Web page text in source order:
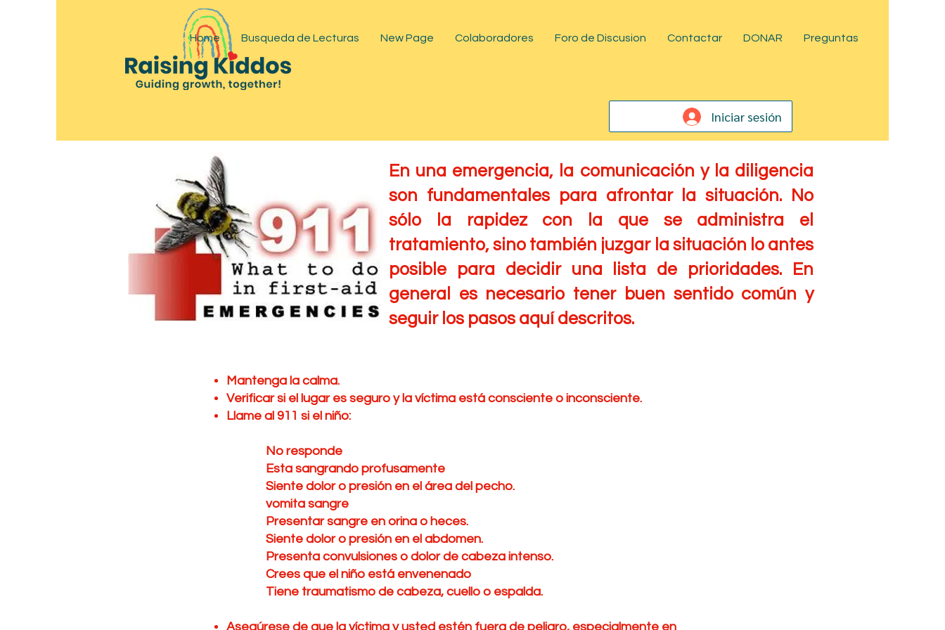
Home Busqueda de Lecturas New Page Colaboradores Foro de Discusion Contactar DONAR Preguntas
Iniciar sesión
En una emergencia, la comunicación y la diligencia
son fundamentales para afrontar la situación. No
sólo la rapidez con la que se administra el
tratamiento, sino también juzgar la situación lo antes
posible para decidir una lista de prioridades. En
general es necesario tener buen sentido común y
seguir los pasos aquí descritos.
Mantenga la calma.
Verificar si el lugar es seguro y la víctima está consciente o inconsciente.
Llame al 911 si el niño:
No responde
Esta sangrando profusamente
Siente dolor o presión en el área del pecho.
vomita sangre
Presentar sangre en orina o heces.
Siente dolor o presión en el abdomen.
Presenta convulsiones o dolor de cabeza intenso.
Crees que el niño está envenenado
Tiene traumatismo de cabeza, cuello o espalda.
Asegúrese de que la víctima y usted estén fuera de peligro, especialmente en